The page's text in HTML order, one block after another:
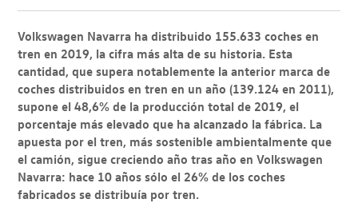
Volkswagen Navarra ha distribuido 155.633 coches en
tren en 2019, la cifra más alta de su historia. Esta
cantidad, que supera notablemente la anterior marca de
coches distribuidos en tren en un año (139.124 en 2011),
supone el 48,6% de la producción total de 2019, el
porcentaje más elevado que ha alcanzado la fábrica. La
apuesta por el tren, más sostenible ambientalmente que
el camión, sigue creciendo año tras año en Volkswagen
Navarra: hace 10 años sólo el 26% de los coches
fabricados se distribuía por tren.